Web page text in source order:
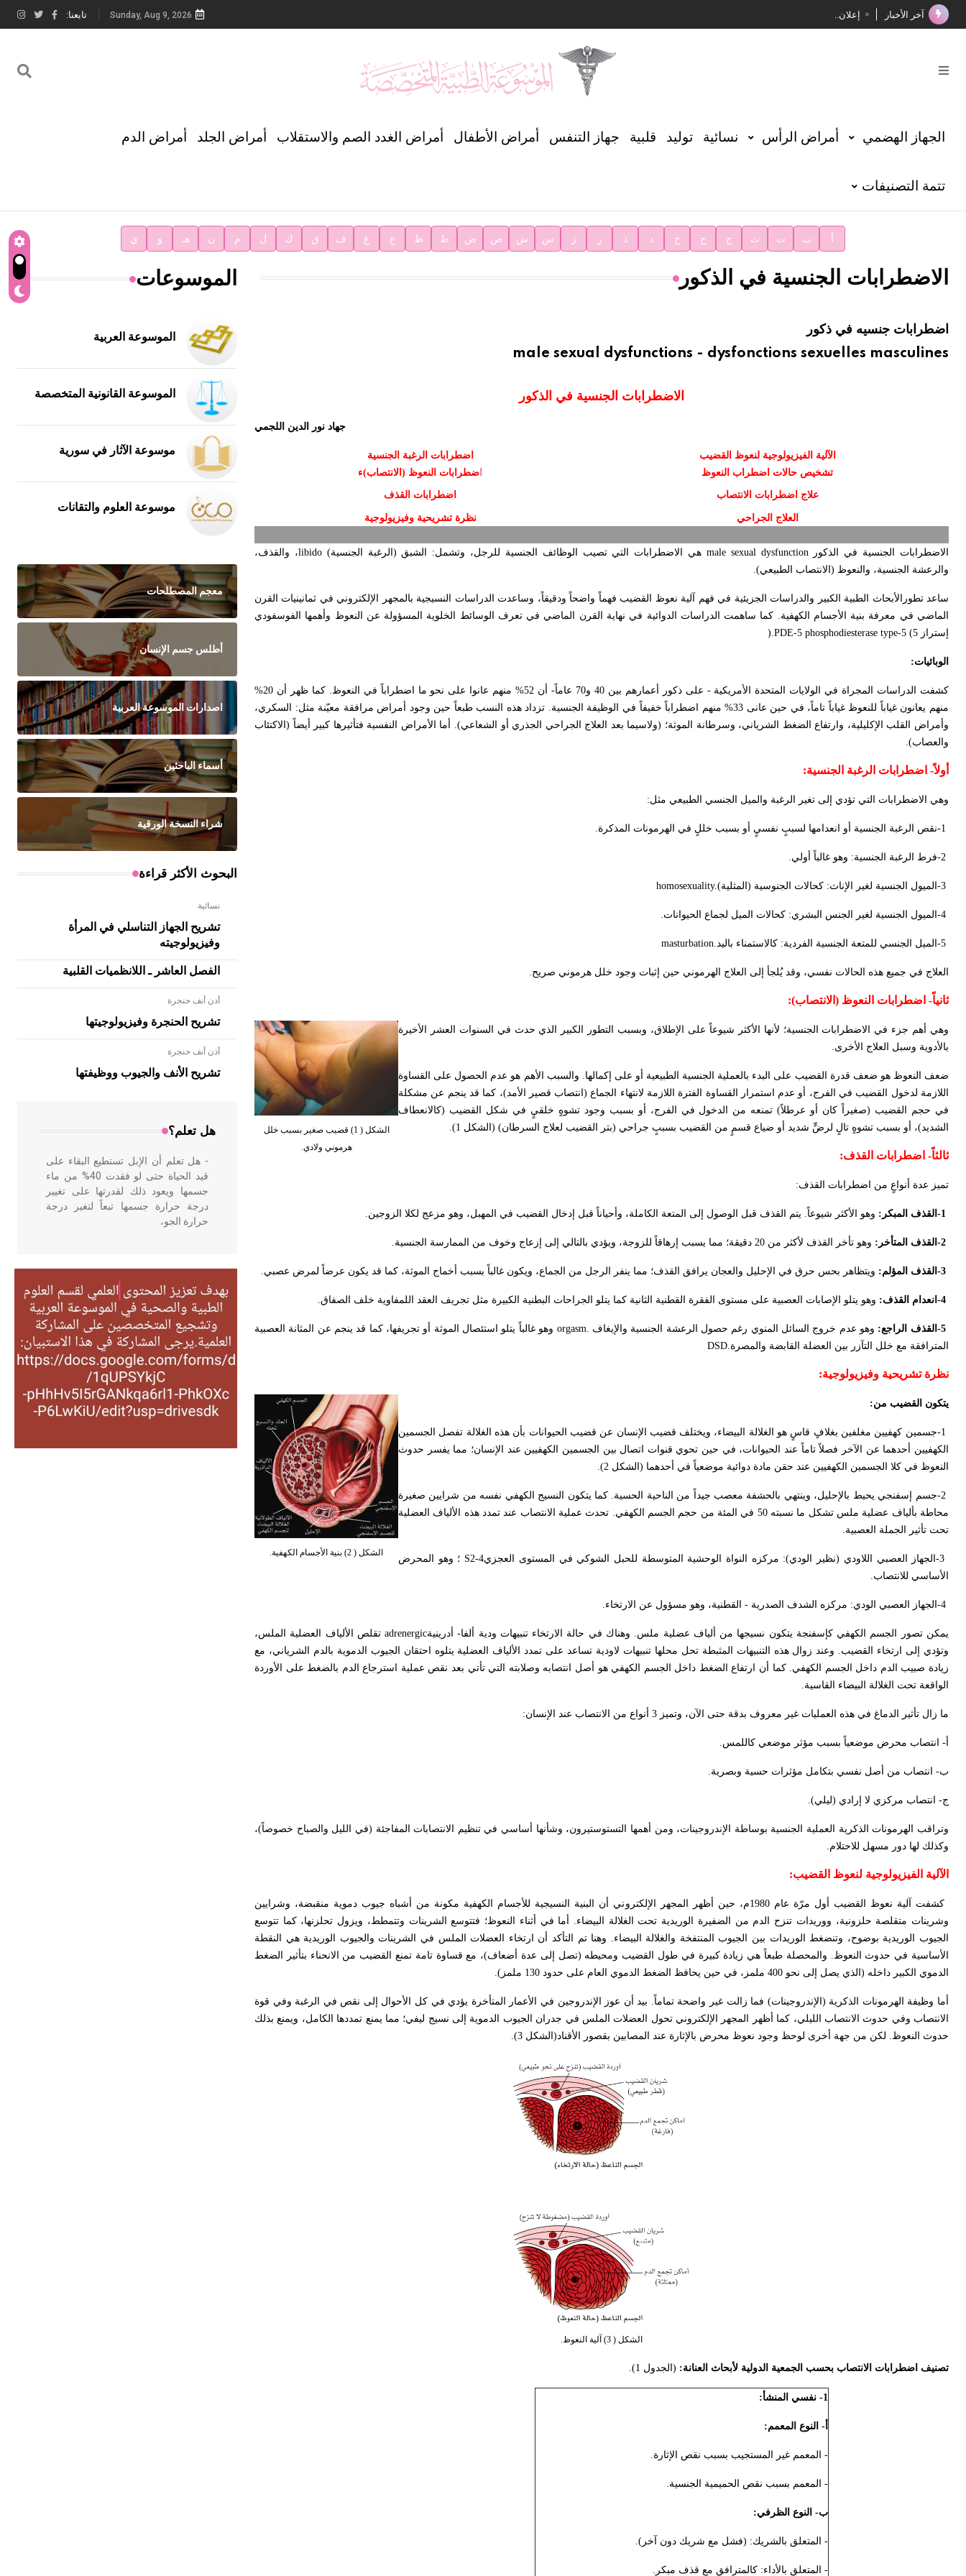
آخر الأخبار إعلان..
توصيات مجلس الإدارة
الأستاذ إياد خالد الطباع مدير عام لهيئة الموسوعة العربية
Sunday, Aug 9, 2026 تابعنا:
الجهاز الهضمي أمراض الرأس نسائية توليد قلبية جهاز التنفس أمراض الأطفال أمراض الغدد الصم والاستقلاب أمراض الجلد أمراض الدم
تتمة التصنيفات
ب ت ث ج ح خ د ذ ر ز س ش ص ض ط ظ ع غ ف ق ك ل م ن هـ و ي
الاضطرابات الجنسية في الذكور
اضطرابات جنسيه في ذكور
male sexual dysfunctions - dysfonctions sexuelles masculines
الاضطرابات الجنسية في الذكور
جهاد نور الدين اللجمي
الآلية الفيزيولوجية لنعوظ القضيب
اضطرابات الرغبة الجنسية
تشخيص حالات اضطراب النعوظ
ضطرابات النعوظ (الانتصاب)ء
علاج اضطرابات الانتصاب اضطرابات القذف
العلاج الجراحي نظرة تشريحية وفيزيولوجية
الاضطرابات الجنسية في الذكور male sexual dysfunction هي الاضطرابات التي تصيب الوظائف الجنسية للرجل، وتشمل: الشبق (الرغبة الجنسية)libido، والقذف،
والرعشة الجنسية، والنعوظ (الانتصاب الطبيعي).
ساعد تطورالأبحاث الطبية الكبير والدراسات الجزيئية في فهم آلية نعوظ القضيب فهماً واضحاً ودقيقاً، وساعدت الدراسات النسيجية بالمجهر الإلكتروني في ثمانينيات القرن
الماضي في معرفة بنية الأجسام الكهفية. كما ساهمت الدراسات الدوائية في نهاية القرن الماضي في تعرف الوسائط الخلوية المسؤولة عن النعوظ وأهمها الفوسفودي
إستراز 5
phosphodiesterase type-5 (
PDE-5
).
الوبائيات:
كشفت الدراسات المجراة في الولايات المتحدة الأمريكية - على ذكور أعمارهم بين 40 و70 عاماً- أن 52% منهم عانوا على نحو ما اضطراباً في النعوظ. كما ظهر أن 20%
منهم يعانون غياباً للنعوظ غياباً تاماً، في حين عانى 33% منهم اضطراباً خفيفاً في الوظيفة الجنسية. تزداد هذه النسب طبعاً حين وجود أمراض مرافقة معيّنة مثل: السكري،
وأمراض القلب الإكليلية، وارتفاع الضغط الشرياني، وسرطانة الموثة؛ (ولاسيما بعد العلاج الجراحي الجذري أو الشعاعي). أما الأمراض النفسية فتأثيرها كبير أيضاً (الاكتئاب
والعصاب).
أولاً- اضطرابات الرغبة الجنسية:
وهي الاضطرابات التي تؤدي إلى تغير الرغبة والميل الجنسي الطبيعي مثل:
-1نقص الرغبة الجنسية أو انعدامها لسببٍ نفسيٍ أو بسبب خللٍ في الهرمونات المذكرة.
-2فرط الرغبة الجنسية: وهو غالباً أولي.
-3 الميول الجنسية لغير الإناث: كحالات الجنوسية (المثلية)homosexuality.
-4 الميول الجنسية لغير الجنس البشري: كحالات الميل لجماع الحيوانات.
-5 الميل الجنسي للمتعة الجنسية الفردية: كالاستمناء باليدmasturbation.
العلاج في جميع هذه الحالات نفسي، وقد يُلجأ إلى العلاج الهرموني حين إثبات وجود خلل هرموني صريح.
ثانياً- اضطرابات النعوظ (الانتصاب)
:
الشكل ( 1) قضيب صغير بسبب خلل
هرموني ولادي.
وهي أهم جزء في الاضطرابات الجنسية؛ لأنها الأكثر شيوعاً على الإطلاق، وبسبب التطور الكبير الذي حدث في السنوات العشر الأخيرة
بالأدوية وسبل العلاج الأخرى.
ضعف النعوظ هو ضعف قدرة القضيب على البدء بالعملية الجنسية الطبيعية أو على إكمالها. والسبب الأهم هو عدم الحصول على القساوة
اللازمة لدخول القضيب في الفرج، أو عدم استمرار القساوة الفترة اللازمة لانتهاء الجماع (انتصاب قصير الأمد)، كما قد ينجم عن مشكلة
في حجم القضيب (صغيراً كان أو عرطلاً) تمنعه من الدخول في الفرج، أو بسبب وجود تشوهٍ خلقيٍ في شكل القضيب (كالانعطاف
الشديد)، أو بسبب تشوهٍ تالٍ لرضٍّ شديد أو ضياع قسمٍ من القضيب بسببٍ جراحي (بتر القضيب لعلاج السرطان) (الشكل 1).
ثالثاً- اضطرابات القذف:
تميز عدة أنواعٍ من اضطرابات القذف:
-1 القذف المبكر: وهو الأكثر شيوعاً. يتم القذف قبل الوصول إلى المتعة الكاملة، وأحياناً قبل إدخال القضيب في المهبل، وهو مزعج لكلا الزوجين.
-2 القذف المتأخر: وهو تأخر القذف لأكثر من 20 دقيقة؛ مما يسبب إرهاقاً للزوجة، ويؤدي بالتالي إلى إزعاج وخوف من الممارسة الجنسية .
-3 القذف المؤلم: ويتظاهر بحس حرق في الإحليل والعجان يرافق القذف؛ مما ينفر الرجل من الجماع، ويكون غالباً بسبب أخماج الموثة، كما قد يكون عرضاً لمرض عصبي.
-4 انعدام القذف: وهو يتلو الإصابات العصبية على مستوى الفقرة القطنية الثانية كما يتلو الجراحات البطنية الكبيرة مثل تجريف العقد اللمفاوية خلف الصفاق.
-5 القذف الراجع: وهو عدم خروج السائل المنوي رغم حصول الرعشة الجنسية والإيغاف orgasm. وهو غالباً يتلو استئصال الموثة أو تجريفها، كما قد ينجم عن المثانة العصبية
المترافقة مع خلل التآزر بين العضلة القابضة والمصرةDSD.
نظرة تشريحية وفيزيولوجية:
الشكل ( 2) بنية الأجسام الكهفية.
يتكون القضيب من:
-1جسمين كهفيين مغلفين بغلافٍ قاسٍ هو الغلالة البيضاء، ويختلف قضيب الإنسان عن قضيب الحيوانات بأن هذه الغلالة تفصل الجسمين
الكهفيين أحدهما عن الآخر فصلاً تاماً عند الحيوانات، في حين تحوي قنوات اتصال بين الجسمين الكهفيين عند الإنسان؛ مما يفسر حدوث
النعوظ في كلا الجسمين الكهفيين عند حقن مادة دوائية موضعياً في أحدهما (الشكل 2).
-2جسم إسفنجي يحيط بالإحليل، وينتهي بالحشفة معصب جيداً من الناحية الحسية. كما يتكون النسيج الكهفي نفسه من شرايين صغيرة
محاطة بألياف عضلية ملس تشكل ما نسبته 50 في المئة من حجم الجسم الكهفي. تحدث عملية الانتصاب عند تمدد هذه الألياف العضلية
تحت تأثير الجملة العصبية.
-3الجهاز العصبي اللاودي (نظير الودي): مركزه النواة الوحشية المتوسطة للحبل الشوكي في المستوى العجزيS2-4 ؛ وهو المحرض
الأساسي للانتصاب.
-4 الجهاز العصبي الودي: مركزه الشدف الصدرية - القطنية، وهو مسؤول عن الارتخاء.
يمكن تصور الجسم الكهفي كإسفنجة يتكون نسيجها من ألياف عضلية ملس. وهناك في حالة الارتخاء تنبيهات ودية ألفا- أدرينيةadrenergicتقلص الألياف العضلية الملس،
وتؤدي إلى ارتخاء القضيب. وعند زوال هذه التنبيهات المثبطة تحل محلها تنبيهات لاودية تساعد على تمدد الألياف العضلية يتلوه احتقان الجيوب الدموية بالدم الشرياني، مع
زيادة صبيب الدم داخل الجسم الكهفي. كما أن ارتفاع الضغط داخل الجسم الكهفي هو أصل انتصابه وصلابته التي تأتي بعد نقص عملية استرجاع الدم بالضغط على الأوردة
الواقعة تحت الغلالة البيضاء القاسية.
ما زال تأثير الدماغ في هذه العمليات غير معروف بدقة حتى الآن، وتميز 3 أنواع من الانتصاب عند الإنسان :
أ- انتصاب محرض موضعياً بسبب مؤثر موضعي كاللمس.
ب- انتصاب من أصل نفسي بتكامل مؤثرات حسية وبصرية.
ج- انتصاب مركزي لا إرادي (ليلي).
وتراقب الهرمونات الذكرية العملية الجنسية بوساطة الإندروجينات، ومن أهمها التستوستيرون، وشأنها أساسي في تنظيم الانتصابات المفاجئة (في الليل والصباح خصوصاً)،
وكذلك لها دور مسهل للاحتلام.
الآلية الفيزيولوجية لنعوظ القضيب:
كشفت آلية نعوظ القضيب أول مرّة عام 1980م، حين أظهر المجهر الإلكتروني أن البنية النسيجية للأجسام الكهفية مكونة من أشباه جيوب دموية منقبضة، وشرايين
وشرينات متقلصة حلزونية، ووريدات تنزح الدم من الضفيرة الوريدية تحت الغلالة البيضاء. أما في أثناء النعوظ؛ فتتوسع الشرينات وتتمطط، ويزول تحلزنها، كما تتوسع
الجيوب الوريدية بوضوح، وتنضغط الوريدات بين الجيوب المنتفخة والغلالة البيضاء. وهنا تم التأكد أن ارتخاء العضلات الملس في الشرينات والجيوب الوريدية هي النقطة
الأساسية في حدوث النعوظ. والمحصلة طبعاً هي زيادة كبيرة في طول القضيب ومحيطه (تصل إلى عدة أضعاف)، مع قساوة تامة تمنع القضيب من الانحناء بتأثير الضغط
الدموي الكبير داخله (الذي يصل إلى نحو 400 ملمز، في حين يحافظ الضغط الدموي العام على حدود 130 ملمز).
أما وظيفة الهرمونات الذكرية (الإندروجينات) فما زالت غير واضحة تماماً. بيد أن عوز الإندروجين في الأعمار المتأخرة يؤدي في كل الأحوال إلى نقص في الرغبة وفي قوة
الانتصاب وفي حدوث الانتصاب الليلي، كما أظهر المجهر الإلكتروني تحول العضلات الملس في جدران الجيوب الدموية إلى نسيج ليفي؛ مما يمنع تمددها الكامل، ويمنع بذلك
حدوث النعوظ. لكن من جهة أخرى لوحظ وجود نعوظ محرض بالإثارة عند المصابين بقصور الأقناد(الشكل 3).
الشكل ( 3) آلية النعوظ.
تصنيف اضطرابات الانتصاب بحسب الجمعية الدولية لأبحاث العنانة: (الجدول 1).
1- نفسي المنشأ:
أ- النوع المعمم:
- المعمم غير المستجيب بسبب نقص الإثارة.
- المعمم بسبب نقص الحميمية الجنسية.
ب- النوع الظرفي:
- المتعلق بالشريك: (فشل مع شريك دون آخر).
- المتعلق بالأداء: كالمترافق مع قذف مبكر.
الموسوعات
الموسوعة العربية
الموسوعة القانونية المتخصصة
موسوعة الآثار في سورية
موسوعة العلوم والتقانات
معجم المصطلحات
أطلس جسم الإنسان
اصدارات الموسوعة العربية
أسماء الباحثين
شراء النسخة الورقية
البحوث الأكثر قراءة
نسائية
تشريح الجهاز التناسلي في المرأة
وفيزيولوجيته
الفصل العاشر ـ اللانظميات القلبية
أذن أنف حنجرة
تشريح الحنجرة وفيزيولوجيتها
أذن أنف حنجرة
تشريح الأنف والجيوب ووظيفتها
هل تعلم؟
- هل تعلم أن الأبلق نوع من الفنون
الهندسية التي ارتبطت بالعمارة الإسلامية
في بلاد الشام ومصر خاصة، حيث يحرص
- هل تعلم أن الإبل تستطيع البقاء على
قيد الحياة حتى لو فقدت 40% من ماء
جسمها ويعود ذلك لقدرتها على تغيير
درجة حرارة جسمها تبعاً لتغير درجة
حرارة الجو،
- هل تعلم أن أبقراط كتب في الطب
أربعة مؤلفات هي: الحكم، الأدلة، تنظيم
التغذية، ورسالته في جروح الرأس.
ويعود له الفضل بأنه حرر الطب من
الدين والفلسفة.
- هل تعلم أن المرجان إفراز حيواني
يتكون في البحر ويتركب من مادة
كربونات الكلسيوم، وهو أحمر أو شديد
الحمرة وهو أجود أنواعه، ويمتاز بكبر